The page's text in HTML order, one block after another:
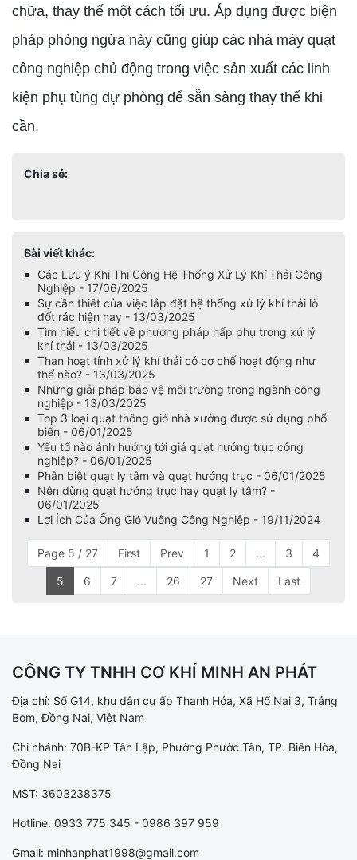
chữa, thay thế một cách tối ưu. Áp dụng được biện
pháp phòng ngừa này cũng giúp các nhà máy quạt
công nghiệp chủ động trong việc sản xuất các linh
kiện phụ tùng dự phòng để sẵn sàng thay thế khi
cần.
Chia sẻ:
Bài viết khác:
Các Lưu ý Khi Thi Công Hệ Thống Xử Lý Khí Thải Công
Nghiệp - 17/06/2025
Sự cần thiết của việc lắp đặt hệ thống xử lý khí thải lò
đốt rác hiện nay - 13/03/2025
Tìm hiểu chi tiết về phương pháp hấp phụ trong xử lý
khí thải - 13/03/2025
Than hoạt tính xử lý khí thải có cơ chế hoạt động như
thế nào? - 13/03/2025
Những giải pháp bảo vệ môi trường trong ngành công
nghiệp - 13/03/2025
Top 3 loại quạt thông gió nhà xưởng được sử dụng phổ
biến - 06/01/2025
Yếu tố nào ảnh hưởng tới giá quạt hướng trục công
nghiệp? - 06/01/2025
Phân biệt quạt ly tâm và quạt hướng trục - 06/01/2025
Nên dùng quạt hướng trục hay quạt ly tâm? -
06/01/2025
Lợi Ích Của Ống Gió Vuông Công Nghiệp - 19/11/2024
Page 5 / 27 First Prev 1 2 ... 3 4
5 6 7 ... 26 27 Next Last
CÔNG TY TNHH CƠ KHÍ MINH AN PHÁT
Địa chỉ: Số G14, khu dân cư ấp Thanh Hóa, Xã Hố Nai 3, Trảng
Bom, Đồng Nai, Việt Nam
Chi nhánh: 70B-KP Tân Lập, Phường Phước Tân, TP. Biên Hòa,
Đồng Nai
MST: 3603238375
Hotline: 0933 775 345 - 0986 397 959
Gmail: minhanphat1998@gmail.com